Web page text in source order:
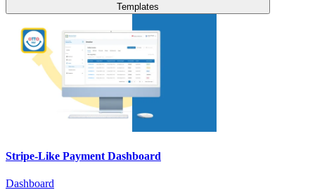
Templates
Stripe-Like Payment Dashboard
Dashboard